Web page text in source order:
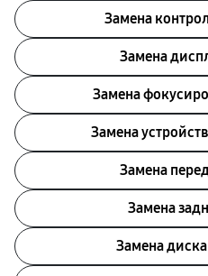
Замена
Замена
Замена
Замена
Замена
Замена
Замена